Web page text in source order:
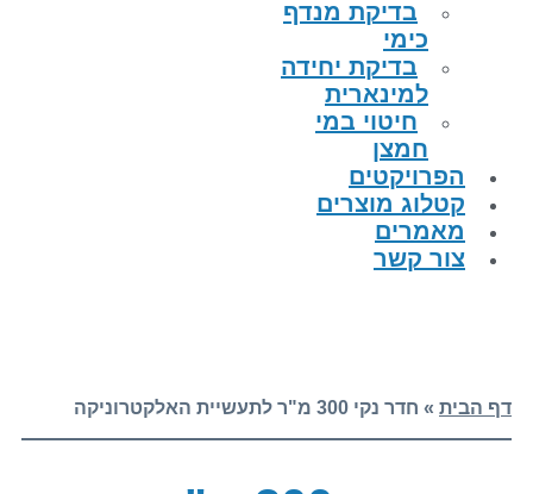
בדיקת מנדף
כימי
בדיקת יחידה
למינארית
חיטוי במי
חמצן
הפרויקטים
קטלוג מוצרים
מאמרים
צור קשר
דף הבית » חדר נקי 300 מ"ר לתעשיית האלקטרוניקה